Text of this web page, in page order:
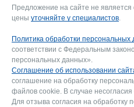
Предложение на сайте не
цены уточняйте у специалистов.
Политика обработки
соответствии с Федеральным
персональных данных».
Соглашение об использовании
соглашение на обработку
файлов cookie. В случае
Для отзыва согласия на обработку